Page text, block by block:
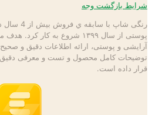
شرایط بازگشت وجه
رنگی شاپ
پوستی از سال ۱۳۹۹ شروع به كار
آرایشی و پوستی، ارائه اطلاعات دقیق و
توضيحات كامل محصول و تست و معرفی دقیق
قرار داده است.